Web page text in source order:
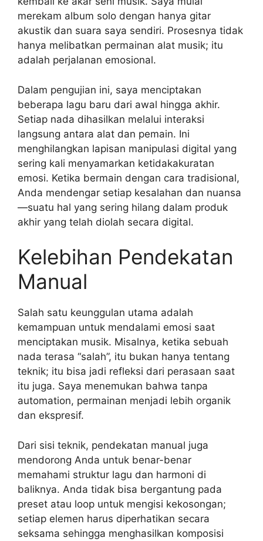
merekam album solo dengan hanya gitar
akustik dan suara saya sendiri. Prosesnya tidak
hanya melibatkan permainan alat musik; itu
adalah perjalanan emosional.
Dalam pengujian ini, saya menciptakan
beberapa lagu baru dari awal hingga akhir.
Setiap nada dihasilkan melalui interaksi
langsung antara alat dan pemain. Ini
menghilangkan lapisan manipulasi digital yang
sering kali menyamarkan ketidakakuratan
emosi. Ketika bermain dengan cara tradisional,
Anda mendengar setiap kesalahan dan nuansa
—suatu hal yang sering hilang dalam produk
akhir yang telah diolah secara digital.
Kelebihan Pendekatan
Manual
Salah satu keunggulan utama adalah
kemampuan untuk mendalami emosi saat
menciptakan musik. Misalnya, ketika sebuah
nada terasa “salah”, itu bukan hanya tentang
teknik; itu bisa jadi refleksi dari perasaan saat
itu juga. Saya menemukan bahwa tanpa
automation, permainan menjadi lebih organik
dan ekspresif.
Dari sisi teknik, pendekatan manual juga
mendorong Anda untuk benar-benar
memahami struktur lagu dan harmoni di
baliknya. Anda tidak bisa bergantung pada
preset atau loop untuk mengisi kekosongan;
setiap elemen harus diperhatikan secara
seksama sehingga menghasilkan komposisi